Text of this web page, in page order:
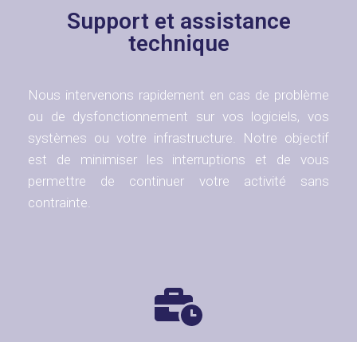
Support et assistance
technique
Nous intervenons rapidement en cas de problème
ou de dysfonctionnement sur vos logiciels, vos
systèmes ou votre infrastructure. Notre objectif
est de minimiser les interruptions et de vous
permettre de continuer votre activité sans
contrainte.